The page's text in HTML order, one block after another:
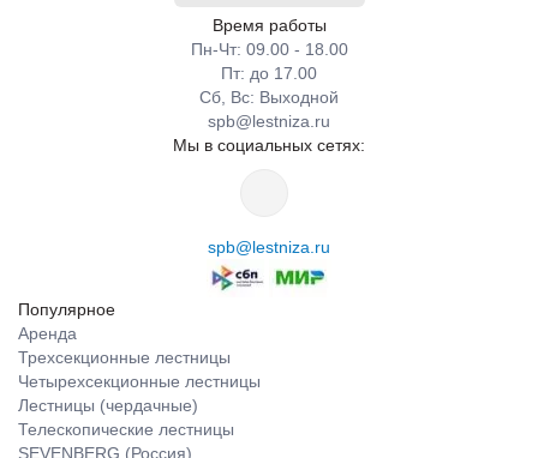
Время работы
Пн-Чт: 09.00 - 18.00
Пт: до 17.00
Сб, Вс: Выходной
spb@lestniza.ru
Мы в социальных сетях:
spb@lestniza.ru
Популярное
Аренда
Трехсекционные лестницы
Четырехсекционные лестницы
Лестницы (чердачные)
Телескопические лестницы
SEVENBERG (Россия)